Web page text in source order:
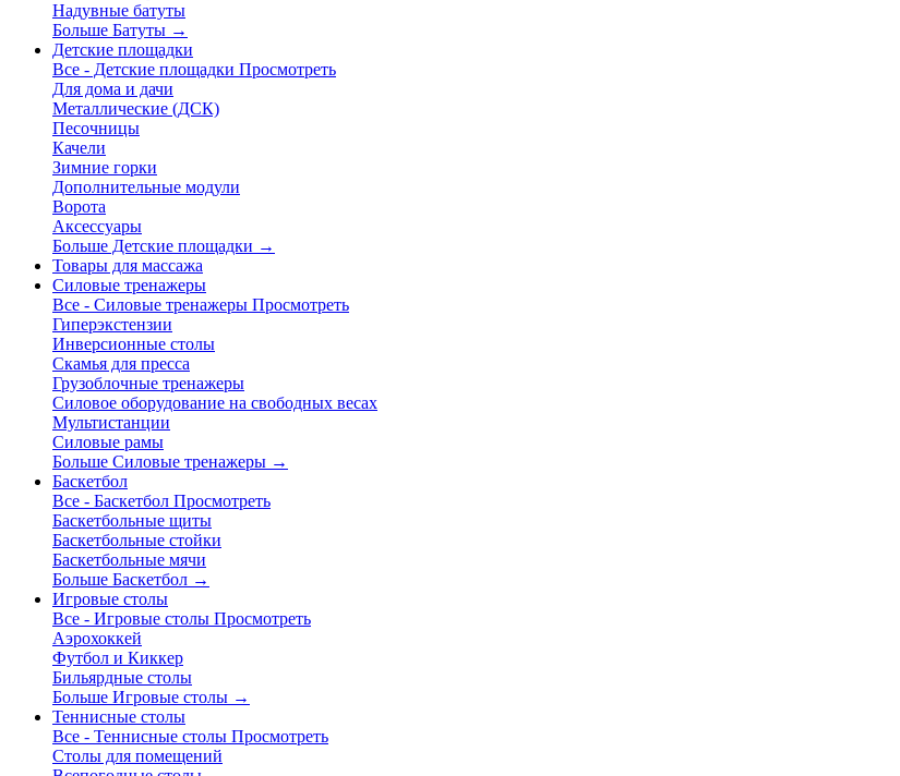
Надувные батуты
Больше Батуты →
Детские площадки
Все - Детские площадки Просмотреть
Для дома и дачи
Металлические (ДСК)
Песочницы
Качели
Зимние горки
Дополнительные модули
Ворота
Аксессуары
Больше Детские площадки →
Товары для массажа
Силовые тренажеры
Все - Силовые тренажеры Просмотреть
Гиперэкстензии
Инверсионные столы
Скамья для пресса
Грузоблочные тренажеры
Силовое оборудование на свободных весах
Мультистанции
Силовые рамы
Больше Силовые тренажеры →
Баскетбол
Все - Баскетбол Просмотреть
Баскетбольные щиты
Баскетбольные стойки
Баскетбольные мячи
Больше Баскетбол →
Игровые столы
Все - Игровые столы Просмотреть
Аэрохоккей
Футбол и Киккер
Бильярдные столы
Больше Игровые столы →
Теннисные столы
Все - Теннисные столы Просмотреть
Столы для помещений